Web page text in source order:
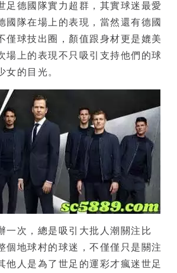
足德國隊實力超群，其實球迷最愛
國隊在場上的表現，當然還有德國
僅球技出圈，顏值跟身材更是媲美
場上的表現不只吸引支持他們的球
女的目光。
一次，總是吸引大批人潮關注比
個地球村的球迷，不僅僅只是關注
他人是為了世足的運彩才瘋迷世足